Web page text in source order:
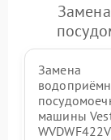
Замена
машины